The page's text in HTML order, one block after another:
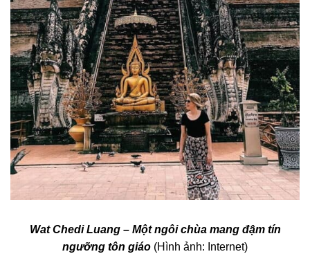
Wat Chedi Luang – Một ngôi chùa mang đậm tín
ngưỡng tôn giáo (Hình ảnh: Internet)